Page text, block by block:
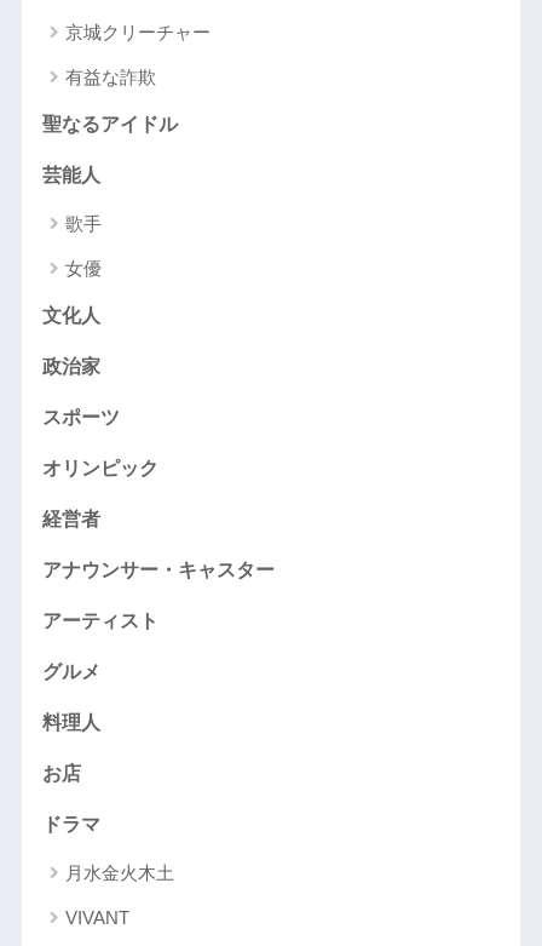
京城クリーチャー
有益な詐欺
聖なるアイドル
芸能人
歌手
女優
文化人
政治家
スポーツ
オリンピック
経営者
アナウンサー・キャスター
アーティスト
グルメ
料理人
お店
ドラマ
月水金火木土
VIVANT